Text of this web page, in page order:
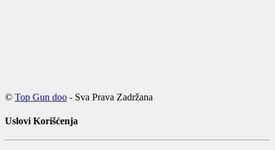
© Top Gun doo - Sva Prava Zadržana
Uslovi Korišćenja